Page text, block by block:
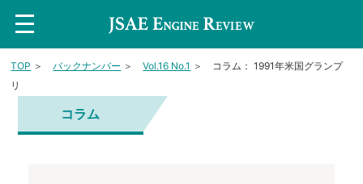
t
o
l
i
TOP ＞バックナンバー ＞Vol.16 No.1 ＞ コラム： 1991年米国グランプ
リ
コラム